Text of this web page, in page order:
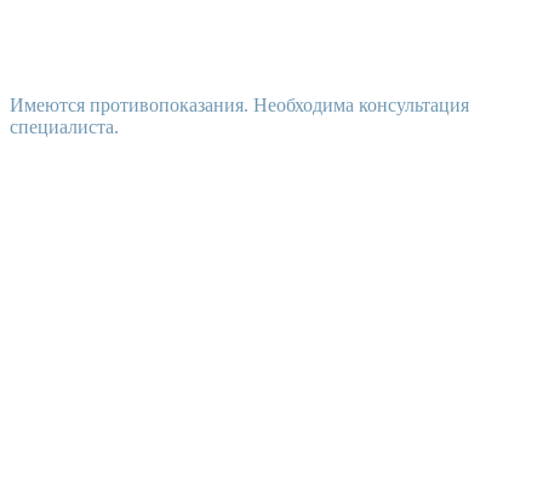
Имеются противопоказания. Необходима консультация
специалиста.